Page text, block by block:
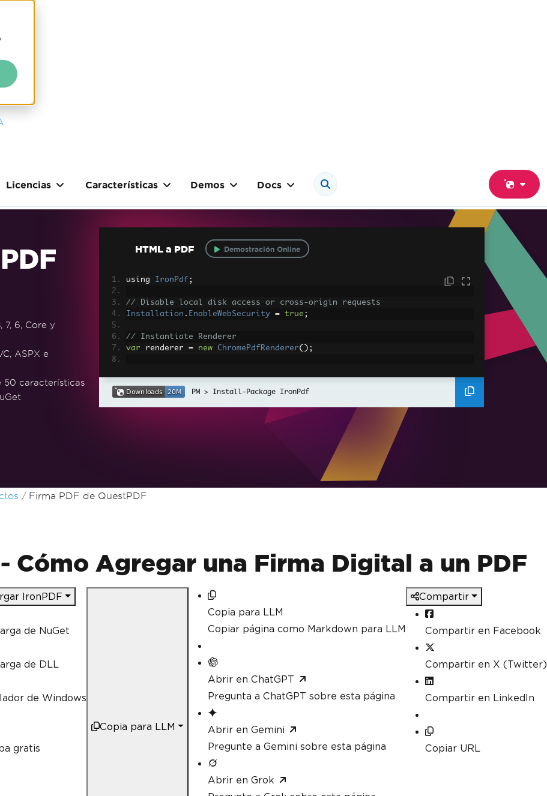
Licencias Características Demos Docs
7, 6, Core y
ASPX e
50 características
HTML a PDF Demostración Online
using IronPdf ;
// Disable local disk access or cross-origin requests
Installation . EnableWebSecurity = true ;
// Instantiate Renderer
var renderer = new ChromePdfRenderer();
// Load external html assets: Images, CSS and JavaScript.
// An optional BasePath 'C:\site\assets\' is set as the file location to
g'>",
Install-Package IronPdf
Firma PDF de QuestPDF
Cómo Agregar una Firma Digital a un PDF
IronPDF
de NuGet
de DLL
de Windows
gratis
Copia para LLM
Copia para LLM
Copiar página como Markdown para LLM
Abrir en ChatGPT
Pregunta a ChatGPT sobre esta página
Abrir en Gemini
Pregunte a Gemini sobre esta página
Abrir en Grok
Compartir
Compartir en Facebook
Compartir en X (Twitter)
Compartir en LinkedIn
Copiar URL